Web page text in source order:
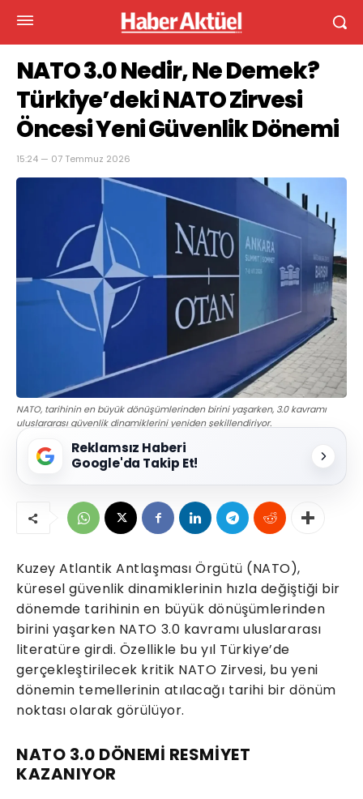
NATO 3.0 Nedir, Ne Demek?
Türkiye’deki NATO Zirvesi
Öncesi Yeni Güvenlik Dönemi
15:24 — 07 Temmuz 2026
NATO, tarihinin en büyük dönüşümlerinden birini yaşarken, 3.0 kavramı
uluslararası güvenlik dinamiklerini yeniden şekillendiriyor.
Reklamsız Haberi
Google'da Takip Et!
Kuzey Atlantik Antlaşması Örgütü (NATO),
küresel güvenlik dinamiklerinin hızla değiştiği bir
dönemde tarihinin en büyük dönüşümlerinden
birini yaşarken NATO 3.0 kavramı uluslararası
literatüre girdi. Özellikle bu yıl Türkiye’de
gerçekleştirilecek kritik NATO Zirvesi, bu yeni
dönemin temellerinin atılacağı tarihi bir dönüm
noktası olarak görülüyor.
NATO 3.0 DÖNEMİ RESMİYET
KAZANIYOR